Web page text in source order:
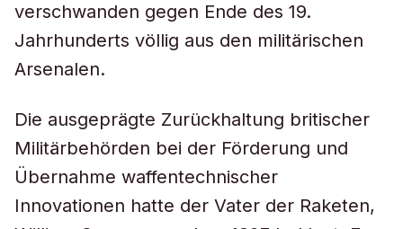
verschwanden gegen Ende des 19.
Jahrhunderts völlig aus den militärischen
Arsenalen.
Die ausgeprägte Zurückhaltung britischer
Militärbehörden bei der Förderung und
Übernahme waffentechnischer
Innovationen hatte der Vater der Raketen,